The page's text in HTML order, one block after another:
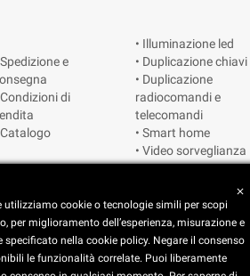
Spedizione e
Condizioni di
Catalogo
• Illuminazione led
• Duplicazione chiavi
• Duplicazione
radiocomandi e
telecomandi
• Smart home
• Video sorveglianza
| Negozio di elettronica Torino close
utilizziamo cookie o tecnologie simili per scopi
per miglioramento dell’esperienza, misurazione e
nella cookie policy. Negare il consenso
le funzionalità correlate. Puoi liberamente